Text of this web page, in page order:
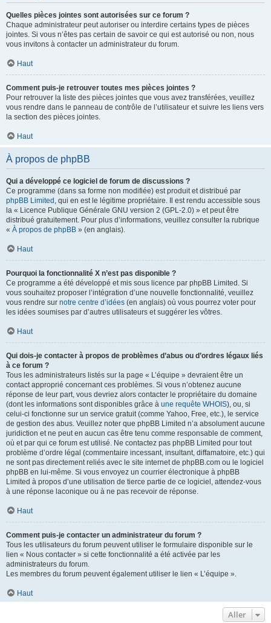
Quelles pièces jointes sont autorisées sur ce forum ?
Chaque administrateur peut autoriser ou interdire certains types de pièces
jointes. Si vous n’êtes pas certain de savoir ce qui est autorisé ou non, nous
vous invitons à contacter un administrateur du forum.
Haut
Comment puis-je retrouver toutes mes pièces jointes ?
Pour retrouver la liste des pièces jointes que vous avez transférées, veuillez
vous rendre dans le panneau de contrôle de l’utilisateur et suivre les liens vers
la section des pièces jointes.
Haut
À propos de phpBB
Qui a développé ce logiciel de forum de discussions ?
Ce programme (dans sa forme non modifiée) est produit et distribué par
phpBB Limited , qui en est le légitime propriétaire. Il est rendu accessible sous
la « Licence Publique Générale GNU version 2 (GPL-2.0) » et peut être
distribué gratuitement. Pour plus d’informations, veuillez consulter la rubrique
« À propos de phpBB » (en anglais).
Haut
Pourquoi la fonctionnalité X n’est pas disponible ?
Ce programme a été développé et mis sous licence par phpBB Limited. Si
vous souhaitez proposer l’intégration d’une nouvelle fonctionnalité, veuillez
vous rendre sur notre centre d’idées (en anglais) où vous pourrez voter pour
les idées soumises par d’autres utilisateurs et suggérer les vôtres.
Haut
Qui dois-je contacter à propos de problèmes d’abus ou d’ordres légaux liés
à ce forum ?
Tous les administrateurs listés sur la page « L’équipe » devraient être un
contact approprié concernant ces problèmes. Si vous n’obtenez aucune
réponse de leur part, vous devriez alors contacter le propriétaire du domaine
(dont les informations sont disponibles grâce à une requête WHOIS), ou, si
celui-ci fonctionne sur un service gratuit (comme Yahoo, Free, etc.), le service
de gestion des abus. Veuillez noter que phpBB Limited n’a absolument aucune
juridiction et ne peut en aucun cas être tenu comme responsable de comment,
où et par qui ce forum est utilisé. Ne contactez pas phpBB Limited pour tout
problème d’ordre légal (commentaire incessant, insultant, diffamatoire, etc.) qui
ne sont pas directement reliés avec le site internet de phpBB.com ou le logiciel
phpBB en lui-même. Si vous envoyez un courrier électronique à phpBB
Limited à propos d’une utilisation de tierce partie de ce logiciel, attendez-vous
à une réponse laconique ou à ne pas recevoir de réponse.
Haut
Comment puis-je contacter un administrateur du forum ?
Tous les utilisateurs du forum peuvent utiliser le formulaire disponible sur le
lien « Nous contacter » si cette fonctionnalité a été activée par les
administrateurs du forum.
Les membres du forum peuvent également utiliser le lien « L’équipe ».
Haut
Aller